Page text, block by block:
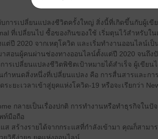
บการเปลี่ยนแปลงชีวิตครั้งใหญ่ สิ่งนี้ที่เกิดขึ้นกับผู้
ที่เปลี่ยนไป ซื้อของกินของใช้ เริ่มตุนไว้สำหรับใ
ต่ปี 2020 จากเหตุโควิด และเริ่มทำงานออนไลน์
าสอนผู้คนผ่านช่องทางออนไลน์ตั้งแต่ปี 2020 จนถึ
ารเปลี่ยนแปลงชีวิตพิชิตเป้าหมายได้สำเร็จ ผู้เขีย
กำหนดสิ่งหนึ่งที่เปลี่ยนแปลง คือ การสื่นสารและก
ระยะเวลาเข้าสู่ยุคแห่งโควิด-19 หรือจะเรียกว่า
กลายเป็นเรื่องปกติ การทำงานหรือทำธุรกิจใ
ท์มือถือ
ส สร้างรายได้จากกระแสที่กำลังเข้ามา คุณก็สาม